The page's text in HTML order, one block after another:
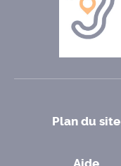
Plan du site